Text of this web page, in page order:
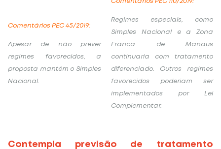
Comentários PEC 45/2019:
Apesar de não prever
regimes favorecidos, a
proposta mantém o Simples
Nacional.
Comentários PEC 110/2019:
Regimes especiais, como
Simples Nacional e a Zona
Franca de Manaus
continuaria com tratamento
diferenciado. Outros regimes
favorecidos poderiam ser
implementados por Lei
Complementar.
Contempla previsão de tratamento